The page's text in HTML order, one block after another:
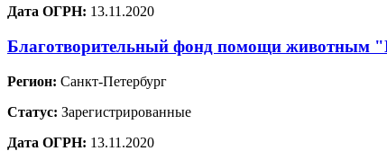
Дата ОГРН: 13.11.2020
Благотворительный фонд помощи животным
Регион: Санкт-Петербург
Статус: Зарегистрированные
Дата ОГРН: 13.11.2020